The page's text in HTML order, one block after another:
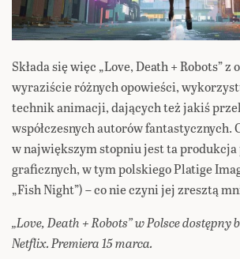
Składa się więc „Love, Death + Robots”
wyraziście różnych opowieści,
technik animacji, dających też jakiś
współczesnych autorów fantastycznych.
w największym stopniu jest ta
graficznych, w tym polskiego Platige
„Fish Night”) – co nie czyni jej zresztą
„Love, Death + Robots” w Polsce dostępny
Netflix. Premiera 15 marca.